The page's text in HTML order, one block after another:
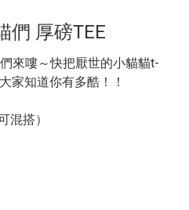
們 厚磅TEE
來嘍～快把厭世的小貓貓t-
家知道你有多酷！！
混搭）